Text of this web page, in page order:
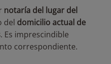
notaría del lugar del
del domicilio actual de
. Es imprescindible
correspondiente.